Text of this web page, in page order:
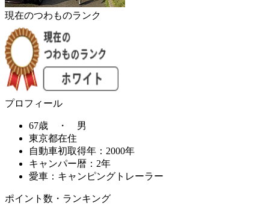
現在のつわものランク
プロフィール
67歳 ・ 男
東京都在住
自動車初取得年：2000年
キャンパー暦：2年
愛車：キャンピングトレーラー
ポイント数・ランキング